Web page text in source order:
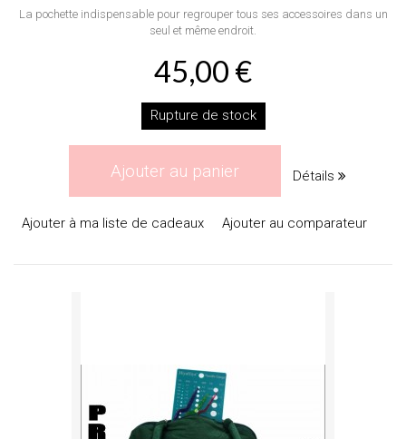
La pochette indispensable pour regrouper tous ses accessoires dans un
seul et même endroit.
45,00 €
Rupture de stock
Ajouter au panier Détails
Ajouter à ma liste de cadeaux Ajouter au comparateur